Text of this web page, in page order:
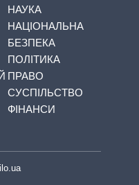
НАУКА
НАЦІОНАЛЬНА
БЕЗПЕКА
ПОЛІТИКА
ПРАВО
СУСПІЛЬСТВО
ФІНАНСИ